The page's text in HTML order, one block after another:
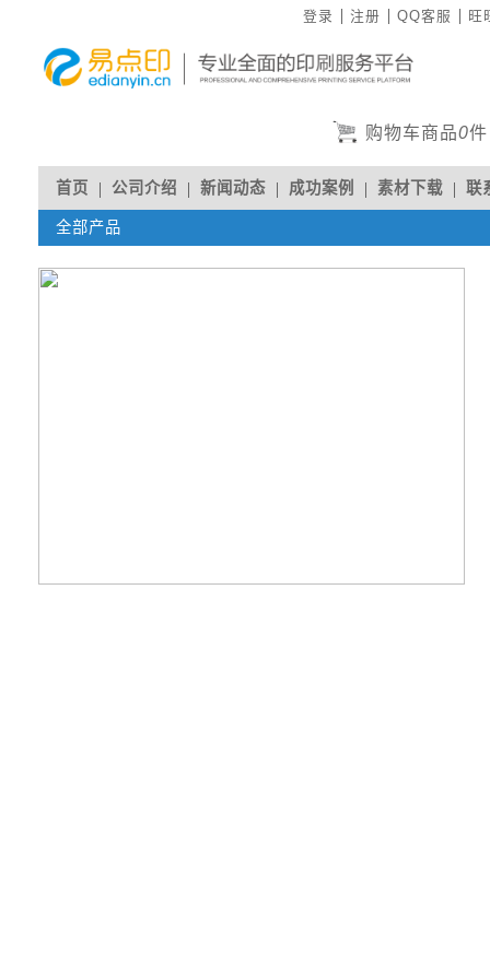
登录 注册 QQ客服 旺
购物车商品0件
首页 公司介绍 新闻动态 成功案例 素材下载 联
人才招聘
全部产品